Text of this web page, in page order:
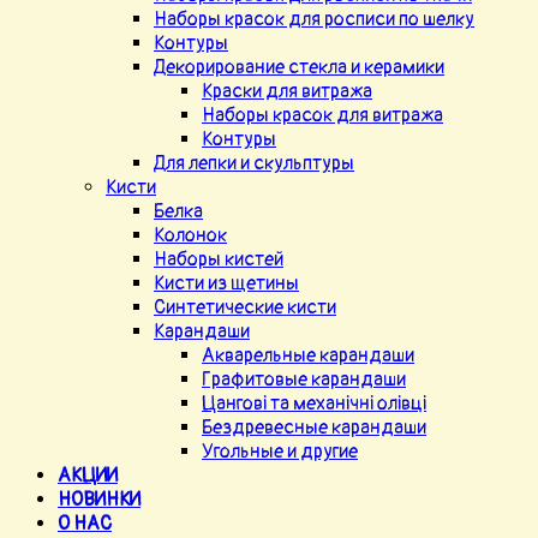
Наборы красок для росписи по шелку
Контуры
Декорирование стекла и керамики
Краски для витража
Наборы красок для витража
Контуры
Для лепки и скульптуры
Кисти
Белка
Колонок
Наборы кистей
Кисти из щетины
Синтетические кисти
Карандаши
Акварельные карандаши
Графитовые карандаши
Цангові та механічні олівці
Бездревесные карандаши
Угольные и другие
АКЦИИ
НОВИНКИ
О НАС